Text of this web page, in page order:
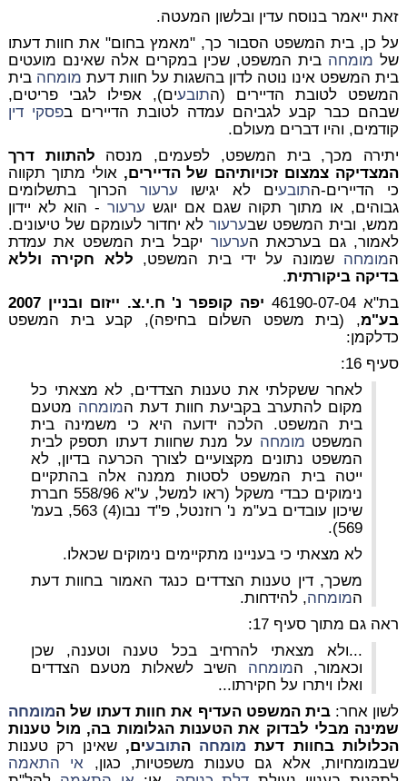
זאת ייאמר בנוסח עדין ובלשון המעטה.
על כן, בית המשפט הסבור כך, "מאמץ בחום" את חוות דעתו
של מומחה בית המשפט, שכין במקרים אלה שאינם מועטים
בית המשפט אינו נוטה לדון בהשגות על חוות דעת מומחה בית
המשפט לטובת הדיירים (התובעים), אפילו לגבי פריטים,
שבהם כבר קבע לגביהם עמדה לטובת הדיירים בפסקי דין
קודמים, והיו דברים מעולם.
יתירה מכך, בית המשפט, לפעמים, מנסה להתוות דרך
המצדיקה צמצום זכויותיהם של הדיירים, אולי מתוך תקווה
כי הדיירים-התובעים לא יגישו ערעורהכרוך בתשלומים
גבוהים, או מתוך תקוה שגם אם יוגש ערעור - הוא לא יידון
ממש, ובית המשפט שבערעורלא יחדור לעומקם של טיעונים.
לאמור, גם בערכאת הערעור יקבל בית המשפט את עמדת
המומחה שמונה על ידי בית המשפט, ללא חקירה וללא
בדיקה ביקורתית.
בת"א 46190-07-04
יפה קופפר נ' ח.י.צ. ייזום ובניין 2007
בע"מ, (בית משפט השלום בחיפה), קבע בית המשפט
כדלקמן:
סעיף 16:
לאחר ששקלתי את טענות הצדדים, לא מצאתי כל
מקום להתערב בקביעת חוות דעת המומחה מטעם
בית המשפט. הלכה ידועה היא כי משמינה בית
המשפט מומחה על מנת שחוות דעתו תספק לבית
המשפט נתונים מקצועיים לצורך הכרעה בדיון, לא
ייטה בית המשפט לסטות ממנה אלה בהתקיים
נימוקים כבדי משקל (ראו למשל, ע"א 558/96 חברת
שיכון עובדים בע"מ נ' רוזנטל, פ"ד נבו(4) 563, בעמ'
569).
לא מצאתי כי בעניינו מתקיימים נימוקים שכאלו.
משכך, דין טענות הצדדים כנגד האמור בחוות דעת
המומחה, להידחות.
ראה גם מתוך סעיף 17:
...ולא מצאתי להרחיב בכל טענה וטענה, שכן
וכאמור, המומחה השיב לשאלות מטעם הצדדים
ואלו ויתרו על חקירתו...
לשון אחר:בית המשפט העדיף את חוות דעתו של המומחה
שמינה מבלי לבדוק את הטענות הגלומות בה, מול טענות
הכלולות בחוות דעת מומחה התובעים, שאינן רק טענות
שבמומחיות, אלא גם טענות משפטיות, כגון, אי התאמה